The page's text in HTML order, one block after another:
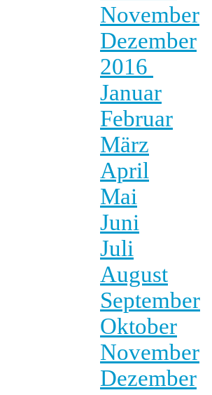
November
Dezember
2016
Januar
Februar
März
April
Mai
Juni
Juli
August
September
Oktober
November
Dezember